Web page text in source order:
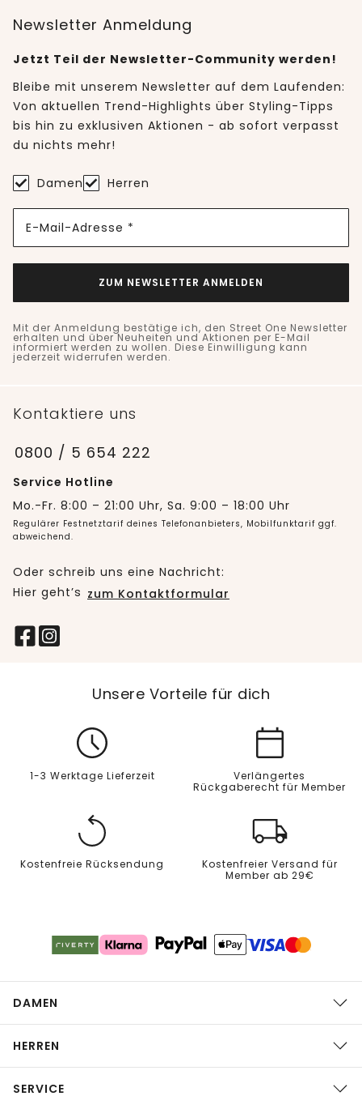
Newsletter Anmeldung
Jetzt Teil der Newsletter-Community werden!
Bleibe mit unserem Newsletter auf dem Laufenden:
Von aktuellen Trend-Highlights über Styling-Tipps
bis hin zu exklusiven Aktionen - ab sofort verpasst
du nichts mehr!
Damen Herren
E-Mail-Adresse *
ZUM NEWSLETTER ANMELDEN
Mit der Anmeldung bestätige ich, den Street One Newsletter
erhalten und über Neuheiten und Aktionen per E-Mail
informiert werden zu wollen. Diese Einwilligung kann
jederzeit widerrufen werden.
Kontaktiere uns
0800 / 5 654 222
Service Hotline
Mo.-Fr. 8:00 – 21:00 Uhr, Sa. 9:00 – 18:00 Uhr
Regulärer Festnetztarif deines Telefonanbieters, Mobilfunktarif ggf.
abweichend.
Oder schreib uns eine Nachricht:
Hier geht’s zum Kontaktformular
Unsere Vorteile für dich
1-3 Werktage Lieferzeit
Verlängertes
Rückgaberecht für Member
Kostenfreie Rücksendung
Kostenfreier Versand für
Member ab 29€
DAMEN
HERREN
SERVICE